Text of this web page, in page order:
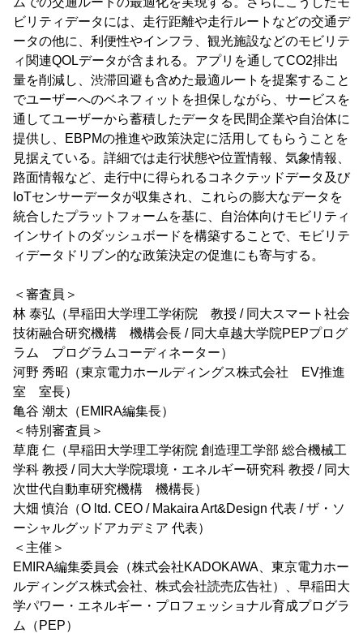
ビリティデータには、走行距離や走行ルートなどの交通デ
ータの他に、利便性やインフラ、観光施設などのモビリテ
ィ関連QOLデータが含まれる。アプリを通してCO2排出
量を削減し、渋滞回避も含めた最適ルートを提案すること
でユーザーへのベネフィットを担保しながら、サービスを
通してユーザーから蓄積したデータを民間企業や自治体に
提供し、EBPMの推進や政策決定に活用してもらうことを
見据えている。詳細では走行状態や位置情報、気象情報、
路面情報など、走行中に得られるコネクテッドデータ及び
IoTセンサーデータが収集され、これらの膨大なデータを
統合したプラットフォームを基に、自治体向けモビリティ
インサイトのダッシュボードを構築することで、モビリテ
ィデータドリブン的な政策決定の促進にも寄与する。
＜審査員＞
林 泰弘（早稲田大学理工学術院 教授 / 同大スマート社会
技術融合研究機構 機構会長 / 同大卓越大学院PEPプログ
ラム プログラムコーディネーター）
河野 秀昭（東京電力ホールディングス株式会社 EV推進
室 室長）
亀谷 潮太（EMIRA編集長）
＜特別審査員＞
草鹿 仁（早稲田大学理工学術院 創造理工学部 総合機械工
学科 教授 / 同大大学院環境・エネルギー研究科 教授 / 同大
次世代自動車研究機構 機構長）
大畑 慎治（O ltd. CEO / Makaira Art&Design 代表 / ザ・ソ
ーシャルグッドアカデミア 代表）
＜主催＞
EMIRA編集委員会（株式会社KADOKAWA、東京電力ホー
ルディングス株式会社、株式会社読売広告社）、早稲田大
学パワー・エネルギー・プロフェッショナル育成プログラ
ム（PEP）